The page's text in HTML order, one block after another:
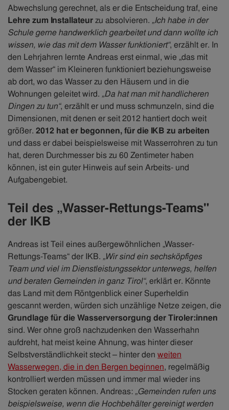
Abwechslung gerechnet, als er die Entscheidung traf, eine
Lehre zum Installateurzu absolvieren. „Ich habe in der
Schule gerne handwerklich gearbeitet und dann wollte ich
wissen, wie das mit dem Wasser funktioniert“, erzählt er. In
den Lehrjahren lernte Andreas erst einmal, wie „das mit
dem Wasser“ im Kleineren funktioniert beziehungsweise
ab dort, wo das Wasser zu den Häusern und in die
Wohnungen geleitet wird. „Da hat man mit handlicheren
Dingen zu tun“, erzählt er und muss schmunzeln, sind die
Dimensionen, mit denen er seit 2012 hantiert doch weit
größer. 2012 hat er begonnen, für die IKB zu arbeiten
und dass er dabei beispielsweise mit Wasserrohren zu tun
hat, deren Durchmesser bis zu 60 Zentimeter haben
können, ist ein guter Hinweis auf sein Arbeits- und
Aufgabengebiet.
Teil des „Wasser-Rettungs-Teams"
der IKB
Andreas ist Teil eines außergewöhnlichen „Wasser-
Rettungs-Teams“ der IKB. „Wir sind ein sechsköpfiges
Team und viel im Dienstleistungssektor unterwegs, helfen
und beraten Gemeinden in ganz Tirol“, erklärt er. Könnte
das Land mit dem Röntgenblick einer Superheldin
gescannt werden, würden sich unzählige Netze zeigen, die
Grundlage für die Wasserversorgung der Tiroler:innen
sind. Wer ohne groß nachzudenken den Wasserhahn
aufdreht, hat meist keine Ahnung, was hinter dieser
Selbstverständlichkeit steckt – hinter den weiten
Wasserwegen, die in den Bergen beginnen, regelmäßig
kontrolliert werden müssen und immer mal wieder ins
Stocken geraten können. Andreas: „Gemeinden rufen uns
beispielsweise, wenn die Hochbehälter gereinigt werden